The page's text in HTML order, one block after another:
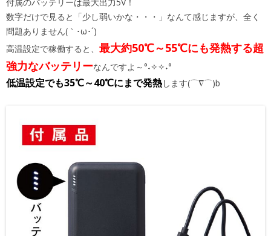
数字だけで見ると「少し弱いかな・・・」なんて感じますが、全く
問題ありません(｀･ω･´)
高温設定で稼働すると、 最大約50℃～55℃にも発熱する超
強力なバッテリーなんですよ～°˖✧✧˖°
低温設定でも35℃～40℃にまで発熱します(⌒∇⌒)b